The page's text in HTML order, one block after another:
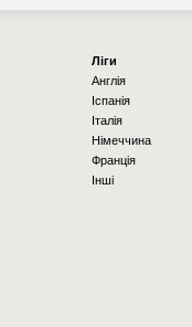
Ліги
Англія
Іспанія
Італія
Німеччина
Франція
Інші